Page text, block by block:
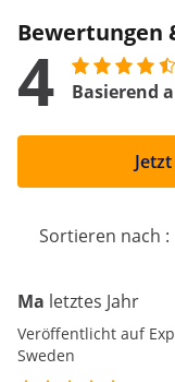
Bewertungen
4 Basierend
Sortieren nach :
Ma letztes Jahr
Veröffentlicht auf
Sweden